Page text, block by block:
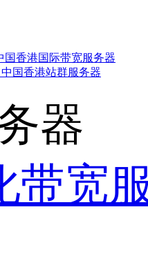
国香港国际带宽服务器
中国香港站群服务器
器
带宽